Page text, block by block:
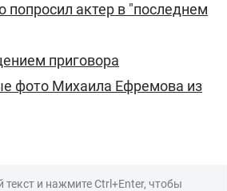
актер в "последнем
приговора
фото Михаила Ефремова из
и нажмите Ctrl+Enter, чтобы